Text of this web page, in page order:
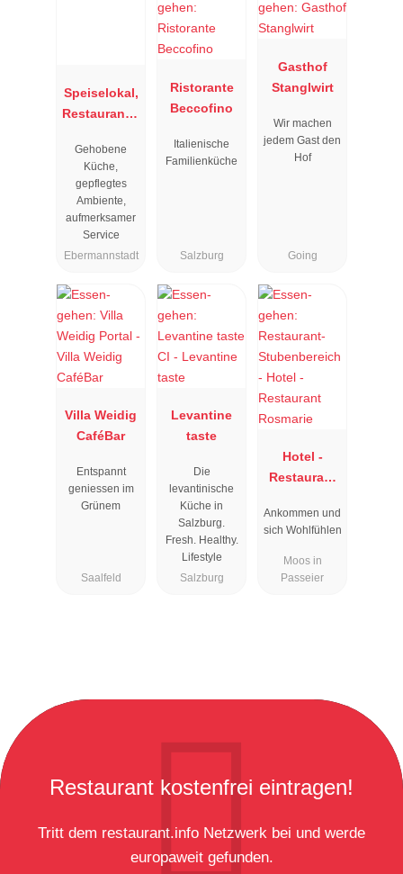
Speiselokal,
Restaurant "
"
Gehobene
Küche,
gepflegtes
Ambiente,
aufmerksamer
Service
Ebermannstadt
Ristorante
Beccofino
Italienische
Familienküche
Salzburg
Gasthof
Stanglwirt
Wir machen
jedem Gast den
Hof
Going
Villa Weidig
CaféBar
Entspannt
geniessen im
Grünem
Saalfeld
Levantine
taste
Die
levantinische
Küche in
Salzburg.
Fresh. Healthy.
Lifestyle
Salzburg
Hotel -
Restaurant
Ankommen und
sich Wohlfühlen
Moos in
Passeier
Restaurant kostenfrei eintragen!
Tritt dem restaurant.info Netzwerk bei und werde
europaweit gefunden.